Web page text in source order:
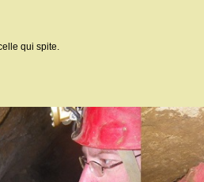
qui spite.